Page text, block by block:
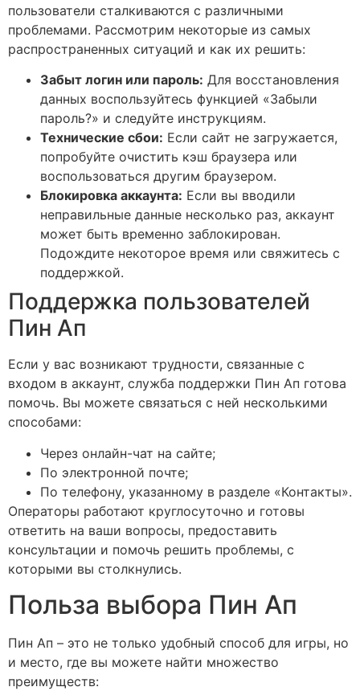
пользователи сталкиваются с различными
проблемами. Рассмотрим некоторые из самых
распространенных ситуаций и как их решить:
Забыт логин или пароль: Для восстановления
данных воспользуйтесь функцией «Забыли
пароль?» и следуйте инструкциям.
Технические сбои: Если сайт не загружается,
попробуйте очистить кэш браузера или
воспользоваться другим браузером.
Блокировка аккаунта: Если вы вводили
неправильные данные несколько раз, аккаунт
может быть временно заблокирован.
Подождите некоторое время или свяжитесь с
поддержкой.
Поддержка пользователей
Пин Ап
Если у вас возникают трудности, связанные с
входом в аккаунт, служба поддержки Пин Ап готова
помочь. Вы можете связаться с ней несколькими
способами:
Через онлайн-чат на сайте;
По электронной почте;
По телефону, указанному в разделе «Контакты».
Операторы работают круглосуточно и готовы
ответить на ваши вопросы, предоставить
консультации и помочь решить проблемы, с
которыми вы столкнулись.
Польза выбора Пин Ап
Пин Ап – это не только удобный способ для игры, но
и место, где вы можете найти множество
преимуществ: